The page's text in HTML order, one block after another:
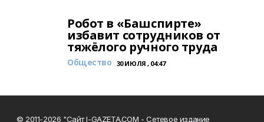
Робот в «Башспирте»
избавит сотрудников от
тяжёлого ручного труда
Общество 30 ИЮЛЯ , 04:47
© 2011-2026 "Сайт I-GAZETA.COM - Сетевое издание